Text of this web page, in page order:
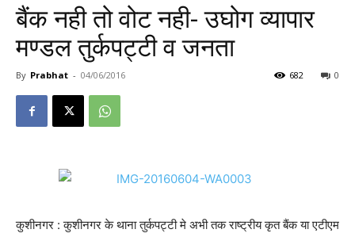
बैंक नही तो वोट नही- उघोग व्यापार
मण्डल तुर्कपट्टी व जनता
By Prabhat - 04/06/2016 0
682
कुशीनगर : कुशीनगर के थाना तुर्कपट्टी मे अभी तक राष्ट्रीय कृत बैंक या एटीएम